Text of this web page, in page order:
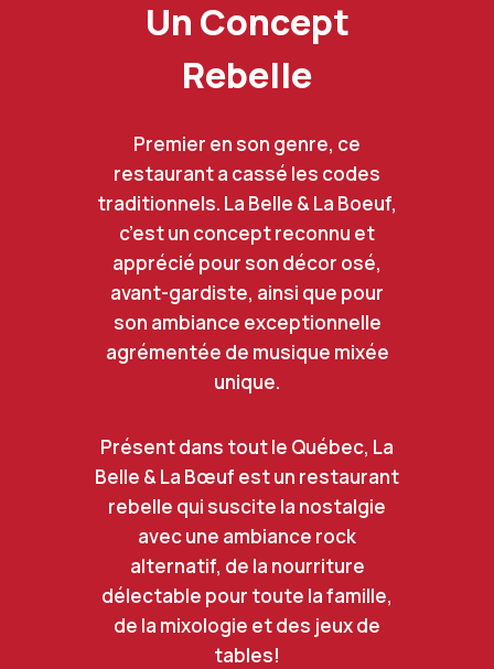
Un Concept
Rebelle
Premier en son genre, ce
restaurant a cassé les codes
traditionnels. La Belle & La Boeuf,
c’est un concept reconnu et
apprécié pour son décor osé,
avant-gardiste, ainsi que pour
son ambiance exceptionnelle
agrémentée de musique mixée
unique.
Présent dans tout le Québec, La
Belle & La Bœuf est un restaurant
rebelle qui suscite la nostalgie
avec une ambiance rock
alternatif, de la nourriture
délectable pour toute la famille,
de la mixologie et des jeux de
tables!